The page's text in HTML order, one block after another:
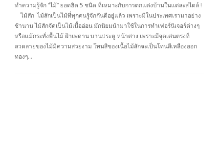
ทำความรู้จัก “ไม้” ยอดฮิต 5 ชนิด ที่เหมาะกับการตกแต่งบ้านในแต่ละสไตล์ !
ไม้สัก ไม้สักเป็นไม้ที่ทุกคนรู้จักกันดีอยู่แล้ว เพราะมีในประเทศเรามาอย่าง
ช้านาน ไม้สักจัดเป็นไม้เนื้ออ่อน มักนิยมนำมาใช้ในการทำเฟอร์นิเจอร์ต่างๆ
หรือแม้กระทั่งพื้นไม้ ฝ้าเพดาน บานประตู หน้าต่าง เพราะมีจุดเด่นตรงที่
ลวดลายของไม้มีความสวยงาม โทนสีของเนื้อไม้สักจะเป็นโทนสีเหลืองออก
ทองๆ…